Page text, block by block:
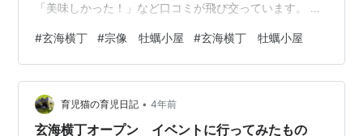
「美味しかった！」など口コミが飛び交っています。 本
メニュー、料金、システム ✔️ 行った方のリアルな口コ
ミ、よくある質問 などについてまとめました。ぜひご参
考ください^^ ※当記事の情報は2023年1月当時のもので
す。情報は随時変更の可能性がありますのでご了承くだ
さい。 玄海横丁の予約はできる？ 玄海横丁の駐車場 玄…
#玄海横丁 #宗像 牡蠣小屋 #玄海横丁 牡蠣小屋
育児猫の育児日記 • 4年前
玄海横丁オープン イベントに行ってみたもの